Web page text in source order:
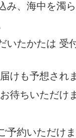
み、海中を濁
いたかたは 受
けも予想され
待ちいただけ
予約いただけ